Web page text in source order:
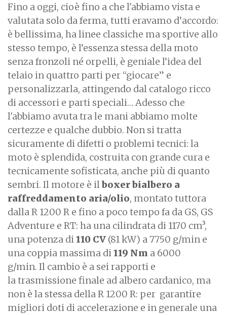
Fino a oggi, cioè fino a che l'abbiamo vista e
valutata solo da ferma, tutti eravamo d’accordo:
è bellissima, ha linee classiche ma sportive allo
stesso tempo, è l’essenza stessa della moto
senza fronzoli né orpelli, è geniale l’idea del
telaio in quattro parti per “giocare” e
personalizzarla, attingendo dal catalogo ricco
di accessori e parti speciali… Adesso che
l'abbiamo avuta tra le mani abbiamo molte
certezze e qualche dubbio. Non si tratta
sicuramente di difetti o problemi tecnici: la
moto è splendida, costruita con grande cura e
tecnicamente sofisticata, anche più di quanto
sembri. Il motore è ilboxer bialbero a
raffreddamento aria/olio, montato tuttora
dalla R 1200 R e fino a poco tempo fa da GS, GS
Adventure e RT: ha una cilindrata di 1170 cm³,
una potenza di110 CV (81 kW) a 7750 g/min e
una coppia massima di119 Nm a 6000
g/min. Il cambio è a sei rapporti e
la trasmissione finale ad albero cardanico, ma
non è la stessa della R 1200 R: per garantire
migliori doti di accelerazione e in generale una